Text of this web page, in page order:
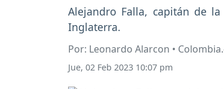
Alejandro Falla, capitán de
Inglaterra.
Por: Leonardo Alarcon •
Jue, 02 Feb 2023 10:07 pm